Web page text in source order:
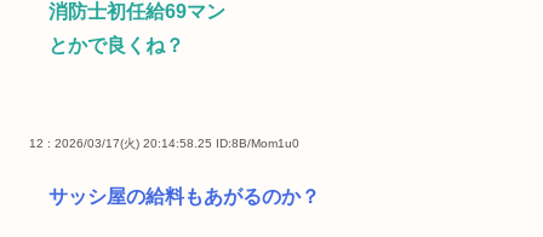
消防士初任給69マン
とかで良くね？
12 : 2026/03/17(火) 20:14:58.25 ID:8B/Mom1u0
サッシ屋の給料もあがるのか？